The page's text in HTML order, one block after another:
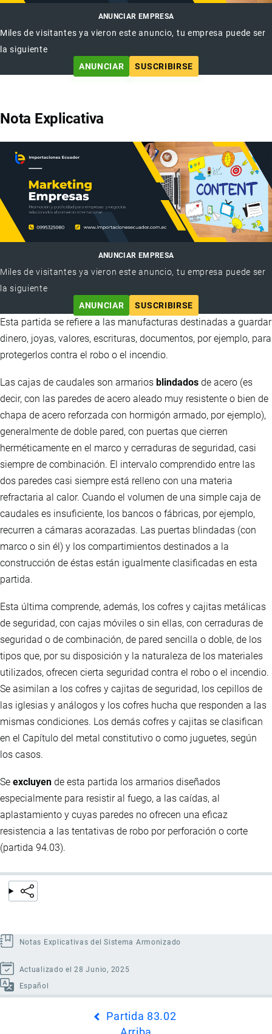
ANUNCIAR EMPRESA
Miles de visitantes ya vieron este anuncio, tu empresa puede ser
la siguiente
ANUNCIAR
SUSCRIBIRSE
Nota Explicativa
ANUNCIAR EMPRESA
Miles de visitantes ya vieron este anuncio, tu empresa puede ser
la siguiente
ANUNCIAR
SUSCRIBIRSE
Esta partida se refiere a las manufacturas destinadas a guardar
dinero, joyas, valores, escrituras, documentos, por ejemplo, para
protegerlos contra el robo o el incendio.
Las cajas de caudales son armarios blindados de acero (es
decir, con las paredes de acero aleado muy resistente o bien de
chapa de acero reforzada con hormigón armado, por ejemplo),
generalmente de doble pared, con puertas que cierren
herméticamente en el marco y cerraduras de seguridad, casi
siempre de combinación. El intervalo comprendido entre las
dos paredes casi siempre está relleno con una materia
refractaria al calor. Cuando el volumen de una simple caja de
caudales es insuficiente, los bancos o fábricas, por ejemplo,
recurren a cámaras acorazadas. Las puertas blindadas (con
marco o sin él) y los compartimientos destinados a la
construcción de éstas están igualmente clasificadas en esta
partida.
Esta última comprende, además, los cofres y cajitas metálicas
de seguridad, con cajas móviles o sin ellas, con cerraduras de
seguridad o de combinación, de pared sencilla o doble, de los
tipos que, por su disposición y la naturaleza de los materiales
utilizados, ofrecen cierta seguridad contra el robo o el incendio.
Se asimilan a los cofres y cajitas de seguridad, los cepillos de
las iglesias y análogos y los cofres hucha que responden a las
mismas condiciones. Los demás cofres y cajitas se clasifican
en el Capítulo del metal constitutivo o como juguetes, según
los casos.
Se excluyen de esta partida los armarios diseñados
especialmente para resistir al fuego, a las caídas, al
aplastamiento y cuyas paredes no ofrecen una eficaz
resistencia a las tentativas de robo por perforación o corte
(partida 94.03).
Notas Explicativas del Sistema Armonizado
Actualizado el 28 Junio, 2025
Español
Partida 83.02